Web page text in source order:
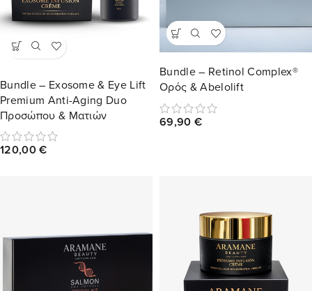
Bundle – Exosome & Eye Lift
Premium Anti-Aging Duo
Προσώπου & Ματιών
120,00€
Bundle – Retinol Complex®
Ορός & Abelolift
69,90 €